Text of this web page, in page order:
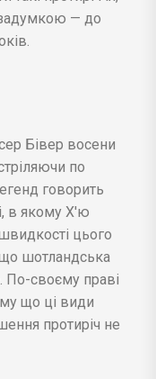
— до
Бівер восени
по
говорить
в якому Х'ю
цього
шотландська
По-своєму праві
що ці види
протиріч не